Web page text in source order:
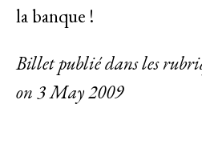
la banque !
Billet publié dans les
on 3 May 2009